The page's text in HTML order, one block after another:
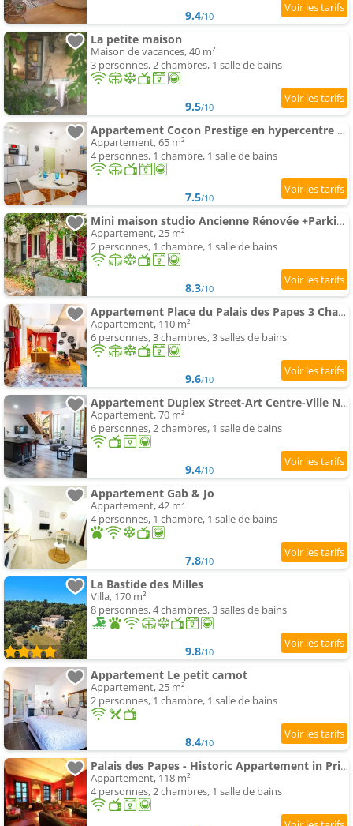
9.4/10
La petite maison
Maison de vacances, 40 m²
3 personnes, 2 chambres, 1 salle de bains
9.5/10
Appartement Cocon Prestige en hypercentre avec Grande Terrasse et Clim - Gare à 5mn
Appartement, 65 m²
4 personnes, 1 chambre, 1 salle de bains
7.5/10
Mini maison studio Ancienne Rénovée +Parking
Appartement, 25 m²
2 personnes, 1 chambre, 1 salle de bains
8.3/10
Appartement Place du Palais des Papes 3 Chambres Parking Climatisation 3 Salles de Bain
Appartement, 110 m²
6 personnes, 3 chambres, 3 salles de bains
9.6/10
Appartement Duplex Street-Art Centre-Ville Netflix Disney by Rentabao
Appartement, 70 m²
6 personnes, 2 chambres, 1 salle de bains
9.4/10
Appartement Gab & Jo
Appartement, 42 m²
4 personnes, 1 chambre, 1 salle de bains
7.8/10
La Bastide des Milles
Villa, 170 m²
8 personnes, 4 chambres, 3 salles de bains
9.8/10
Appartement Le petit carnot
Appartement, 25 m²
2 personnes, 1 chambre, 1 salle de bains
8.4/10
Palais des Papes - Historic Appartement in Private Mansion ! Free PARKING Nearby ! Spacieux A
Appartement, 118 m²
4 personnes, 2 chambres, 1 salle de bains